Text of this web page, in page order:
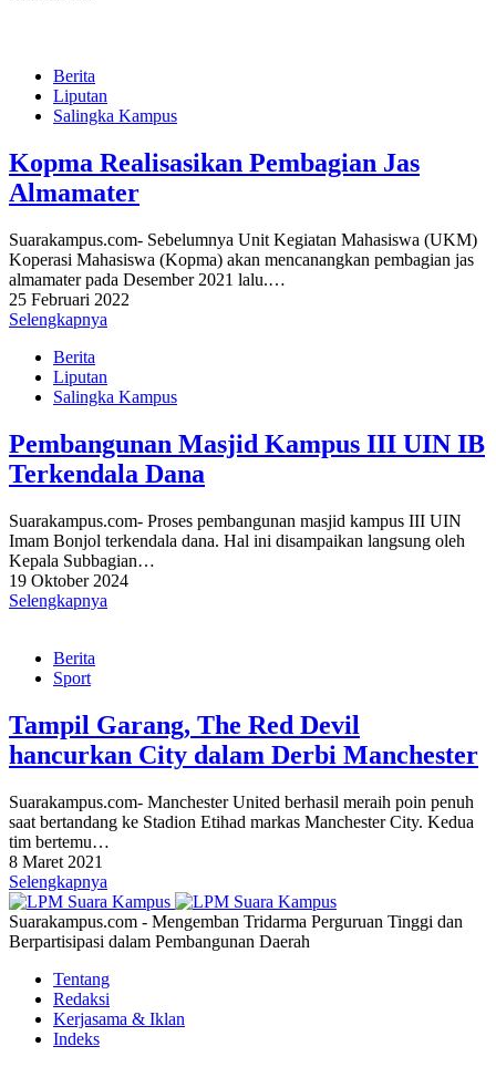
Berita
Liputan
Salingka Kampus
Kopma Realisasikan Pembagian Jas
Almamater
Suarakampus.com- Sebelumnya Unit Kegiatan Mahasiswa (UKM)
Koperasi Mahasiswa (Kopma) akan mencanangkan pembagian jas
almamater pada Desember 2021 lalu.…
25 Februari 2022
Selengkapnya
Berita
Liputan
Salingka Kampus
Pembangunan Masjid Kampus III UIN IB
Terkendala Dana
Suarakampus.com- Proses pembangunan masjid kampus III UIN
Imam Bonjol terkendala dana. Hal ini disampaikan langsung oleh
Kepala Subbagian…
19 Oktober 2024
Selengkapnya
Berita
Sport
Tampil Garang, The Red Devil
hancurkan City dalam Derbi Manchester
Suarakampus.com- Manchester United berhasil meraih poin penuh
saat bertandang ke Stadion Etihad markas Manchester City. Kedua
tim bertemu…
8 Maret 2021
Selengkapnya
Suarakampus.com - Mengemban Tridarma Perguruan Tinggi dan
Berpartisipasi dalam Pembangunan Daerah
Tentang
Redaksi
Kerjasama & Iklan
Indeks